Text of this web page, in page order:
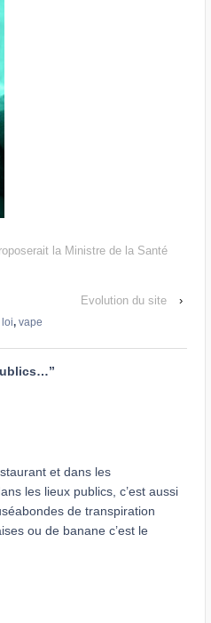
la Ministre de la Santé
Evolution du site
›
loi, vape
”
et dans les
les lieux publics, c’est aussi
de transpiration
ou de banane c’est le